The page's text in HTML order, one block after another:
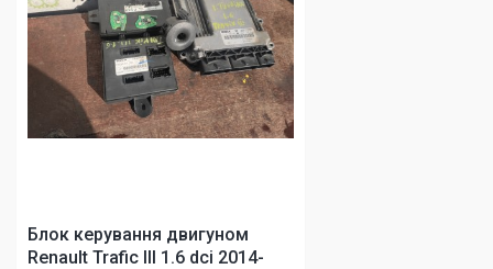
Блок керування двигуном
Renault Trafic III 1.6 dci 2014-